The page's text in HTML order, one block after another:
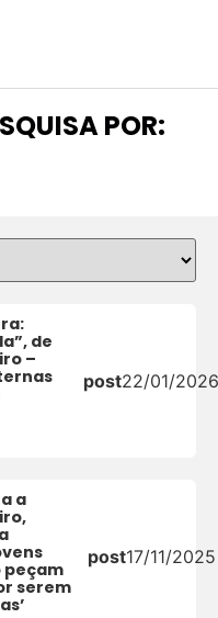
POR:
de
–
post22/01/
a
peçam
serem
post17/11/2025